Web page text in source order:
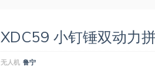
XDC59 小钉锤双动力
无人机 鲁宁